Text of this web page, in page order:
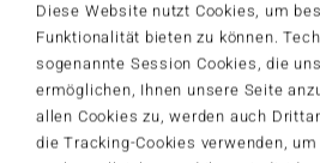
Diese Website nutzt Cookies, um
Funktionalität bieten zu können.
sogenannte Session Cookies, die
ermöglichen, Ihnen unsere Seite
allen Cookies zu, werden auch
die Tracking-Cookies verwenden,
Artikelnummer: 58974
© Howard Robinson. Interlitho
www.interlitho.com